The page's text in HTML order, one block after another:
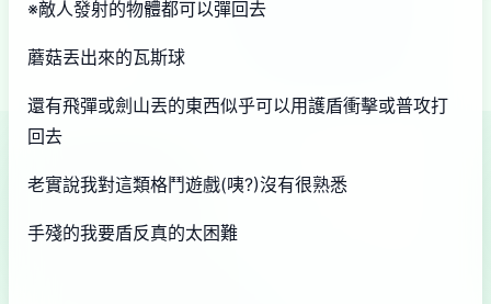
※敵人發射的物體都可以彈回去
蘑菇丟出來的瓦斯球
還有飛彈或劍山丟的東西似乎可以用護盾衝擊或普攻打
回去
老實說我對這類格鬥遊戲(咦?)沒有很熟悉
手殘的我要盾反真的太困難